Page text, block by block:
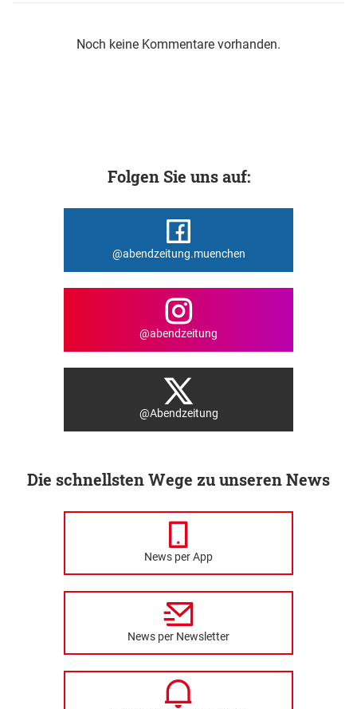
Noch keine Kommentare vorhanden.
Folgen Sie uns auf:
@abendzeitung.muenchen
@abendzeitung
@Abendzeitung
Die schnellsten Wege zu unseren News
News per App
News per Newsletter